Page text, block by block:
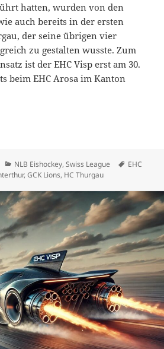
hatten, wurden von den
auch bereits in der ersten
der seine übrigen vier
zu gestalten wusste. Zum
ist der EHC Visp erst am 30.
beim EHC Arosa im Kanton
dem Thron
Kategorien
NLB Eishockey,Swiss League
EHC
,GCK Lions, HC Thurgau